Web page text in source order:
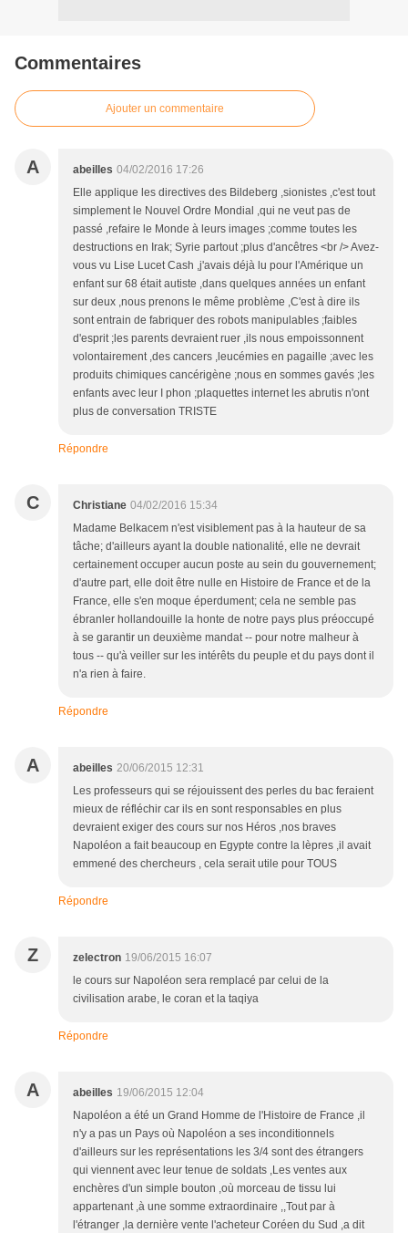
Commentaires
Ajouter un commentaire
A abeilles 04/02/2016 17:26
Elle applique les directives des Bildeberg ,sionistes ,c'est tout
simplement le Nouvel Ordre Mondial ,qui ne veut pas de
passé ,refaire le Monde à leurs images ;comme toutes les
destructions en Irak; Syrie partout ;plus d'ancêtres <br /> Avez-
vous vu Lise Lucet Cash ,j'avais déjà lu pour l'Amérique un
enfant sur 68 était autiste ,dans quelques années un enfant
sur deux ,nous prenons le même problème ,C'est à dire ils
sont entrain de fabriquer des robots manipulables ;faibles
d'esprit ;les parents devraient ruer ,ils nous empoissonnent
volontairement ,des cancers ,leucémies en pagaille ;avec les
produits chimiques cancérigène ;nous en sommes gavés ;les
enfants avec leur I phon ;plaquettes internet les abrutis n'ont
plus de conversation TRISTE
Répondre
C Christiane 04/02/2016 15:34
Madame Belkacem n'est visiblement pas à la hauteur de sa
tâche; d'ailleurs ayant la double nationalité, elle ne devrait
certainement occuper aucun poste au sein du gouvernement;
d'autre part, elle doit être nulle en Histoire de France et de la
France, elle s'en moque éperdument; cela ne semble pas
ébranler hollandouille la honte de notre pays plus préoccupé
à se garantir un deuxième mandat -- pour notre malheur à
tous -- qu'à veiller sur les intérêts du peuple et du pays dont il
n'a rien à faire.
Répondre
A abeilles 20/06/2015 12:31
Les professeurs qui se réjouissent des perles du bac feraient
mieux de réfléchir car ils en sont responsables en plus
devraient exiger des cours sur nos Héros ,nos braves
Napoléon a fait beaucoup en Egypte contre la lèpres ,il avait
emmené des chercheurs , cela serait utile pour TOUS
Répondre
Z zelectron 19/06/2015 16:07
le cours sur Napoléon sera remplacé par celui de la
civilisation arabe, le coran et la taqiya
Répondre
A abeilles 19/06/2015 12:04
Napoléon a été un Grand Homme de l'Histoire de France ,il
n'y a pas un Pays où Napoléon a ses inconditionnels
d'ailleurs sur les représentations les 3/4 sont des étrangers
qui viennent avec leur tenue de soldats ,Les ventes aux
enchères d'un simple bouton ,où morceau de tissu lui
appartenant ,à une somme extraordinaire ,,Tout par à
l'étranger ,la dernière vente l'acheteur Coréen du Sud ,a dit